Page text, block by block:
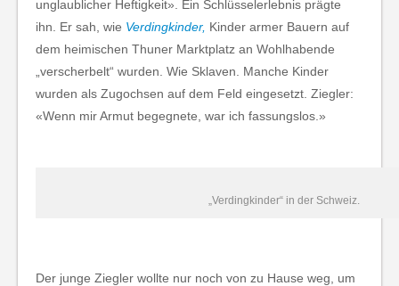
unglaublicher Heftigkeit». Ein Schlüsselerlebnis prägte
ihn. Er sah, wie Verdingkinder, Kinder armer Bauern auf
dem heimischen Thuner Marktplatz an Wohlhabende
„verscherbelt“ wurden. Wie Sklaven. Manche Kinder
wurden als Zugochsen auf dem Feld eingesetzt. Ziegler:
«Wenn mir Armut begegnete, war ich fassungslos.»
„Verdingkinder“ in der Schweiz.
Der junge Ziegler wollte nur noch von zu Hause weg, um